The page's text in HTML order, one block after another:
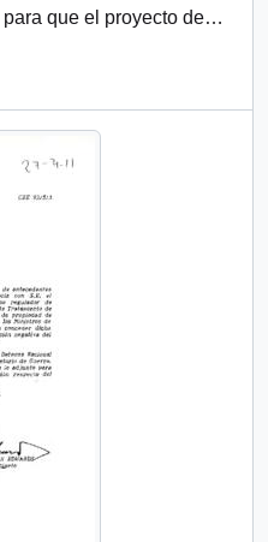
que el proyecto de…